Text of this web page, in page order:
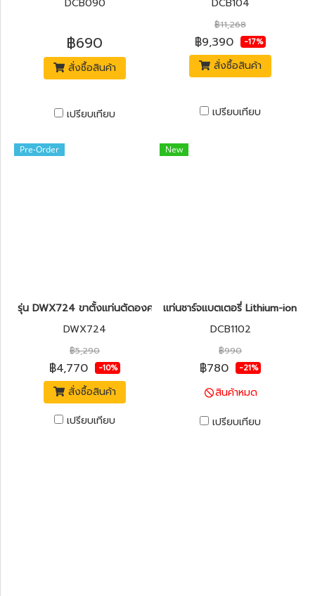
DCB090
฿690
สั่งซื้อสินค้า
เปรียบเทียบ
DCB104
฿11,268
฿9,390 -17%
สั่งซื้อสินค้า
เปรียบเทียบ
Pre-Order
รุ่น DWX724 ขาตั้งแท่นตัดองศา ขนาดกะทัดรัด DeWALT (เฉพาะขาตั้
DWX724
฿5,290
฿4,770 -10%
สั่งซื้อสินค้า
เปรียบเทียบ
New
เเท่นชาร์จแบตเตอรี่ Lithium-ion
DCB1102
฿990
฿780 -21%
สินค้าหมด
เปรียบเทียบ